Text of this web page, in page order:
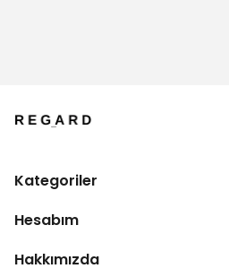
Kategoriler
Hesabım
Hakkımızda